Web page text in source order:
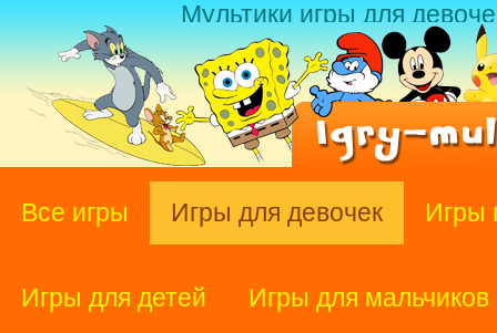
Мультики игры для
Все игры Игры для девочек Игры
Игры для детей Игры для мальчиков